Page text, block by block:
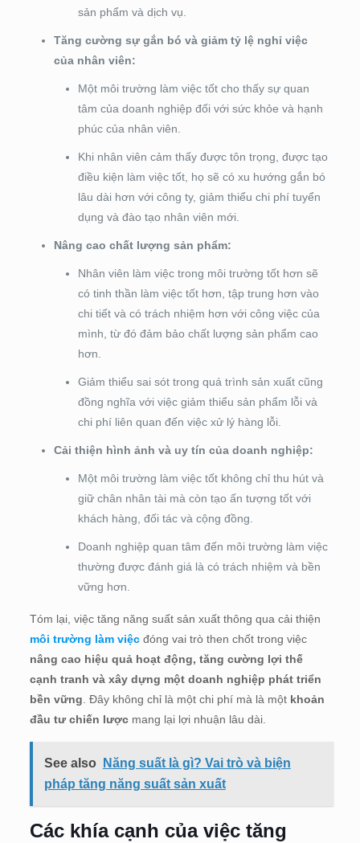
sản phẩm và dịch vụ.
Tăng cường sự gắn bó và giảm tỷ lệ nghỉ việc
của nhân viên:
Một môi trường làm việc tốt cho thấy sự quan
tâm của doanh nghiệp đối với sức khỏe và hạnh
phúc của nhân viên.
Khi nhân viên cảm thấy được tôn trọng, được tạo
điều kiện làm việc tốt, họ sẽ có xu hướng gắn bó
lâu dài hơn với công ty, giảm thiểu chi phí tuyển
dụng và đào tạo nhân viên mới.
Nâng cao chất lượng sản phẩm:
Nhân viên làm việc trong môi trường tốt hơn sẽ
có tinh thần làm việc tốt hơn, tập trung hơn vào
chi tiết và có trách nhiệm hơn với công việc của
mình, từ đó đảm bảo chất lượng sản phẩm cao
hơn.
Giảm thiểu sai sót trong quá trình sản xuất cũng
đồng nghĩa với việc giảm thiểu sản phẩm lỗi và
chi phí liên quan đến việc xử lý hàng lỗi.
Cải thiện hình ảnh và uy tín của doanh nghiệp:
Một môi trường làm việc tốt không chỉ thu hút và
giữ chân nhân tài mà còn tạo ấn tượng tốt với
khách hàng, đối tác và cộng đồng.
Doanh nghiệp quan tâm đến môi trường làm việc
thường được đánh giá là có trách nhiệm và bền
vững hơn.
Tóm lại, việc tăng năng suất sản xuất thông qua cải thiện
môi trường làm việcđóng vai trò then chốt trong việc
nâng cao hiệu quả hoạt động, tăng cường lợi thế
cạnh tranh và xây dựng một doanh nghiệp phát triển
bền vững. Đây không chỉ là một chi phí mà là một khoản
đầu tư chiến lượcmang lại lợi nhuận lâu dài.
See also
Năng suất là gì? Vai trò và biện
pháp tăng năng suất sản xuất
Các khía cạnh của việc tăng